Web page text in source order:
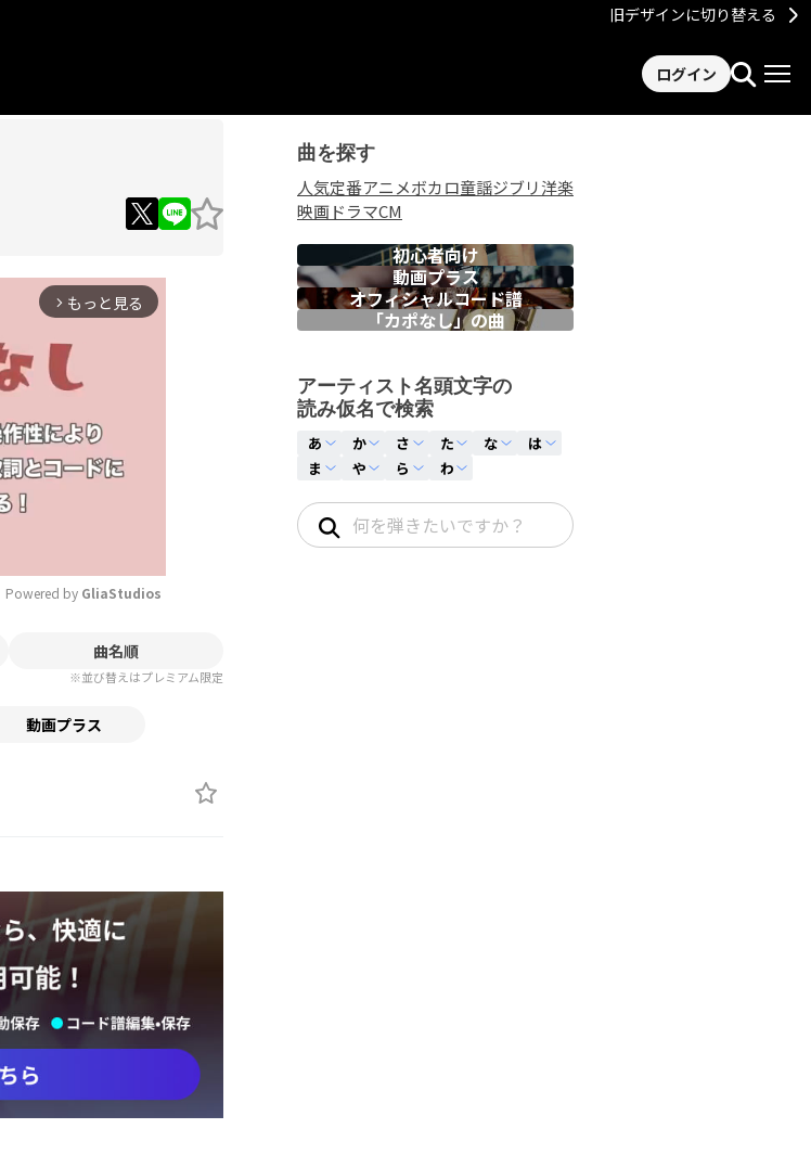
旧デザインに切り替える
ログイン
arrow_forward_ios もっと見る
Mute
Powered by GliaStudios
曲名順
※並び替えはプレミアム限定
動画プラス
曲を探す
人気定番アニメボカロ童謡ジブリ洋楽
映画ドラマCM
初心者向け
動画プラス
オフィシャルコード譜
「カポなし」の曲
アーティスト名頭文字の
読み仮名で検索